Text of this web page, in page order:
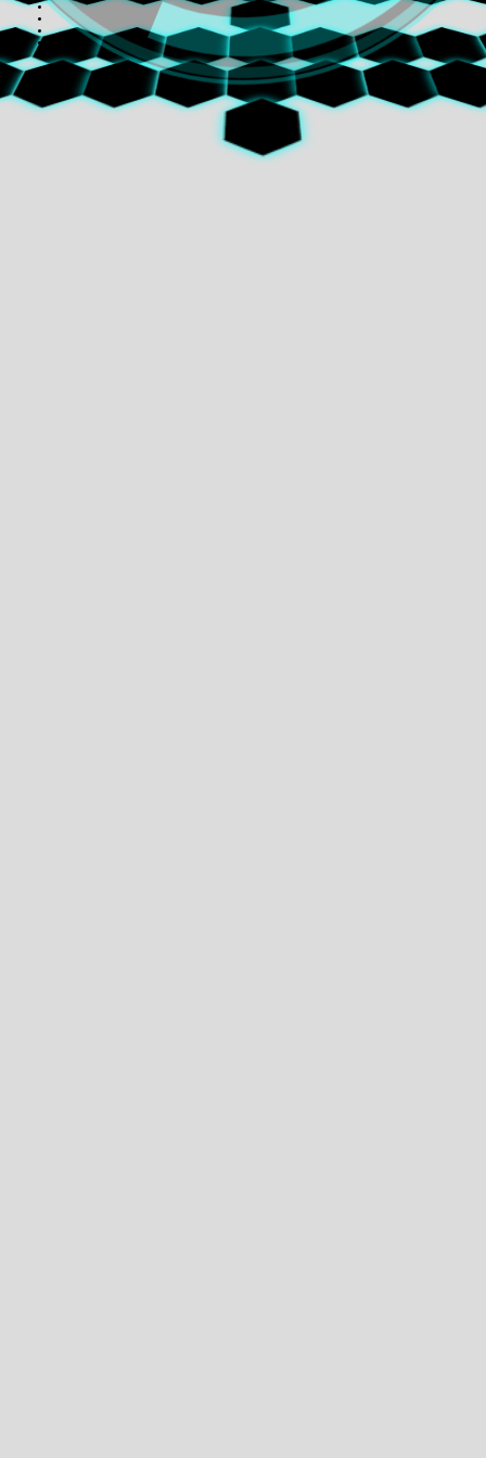
⬢
⬢⬢⬢⬢⬢⬢
⬢⬢⬢⬢⬢
⬢